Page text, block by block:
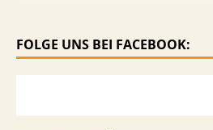
FOLGE UNS BEI FACEBOOK: